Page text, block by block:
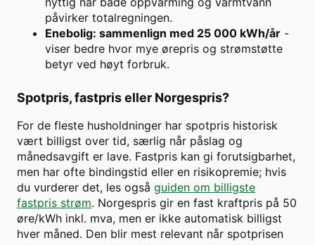
påvirker totalregningen.
Enebolig: sammenlign med 25 000 kWh/år -
viser bedre hvor mye ørepris og strømstøtte
betyr ved høyt forbruk.
Spotpris, fastpris eller Norgespris?
For de fleste husholdninger har spotpris historisk
vært billigst over tid, særlig når påslag og
månedsavgift er lave. Fastpris kan gi forutsigbarhet,
men har ofte bindingstid eller en risikopremie; hvis
du vurderer det, les også guiden om billigste
fastpris strøm. Norgespris gir en fast kraftpris på 50
øre/kWh inkl. mva, men er ikke automatisk billigst
hver måned. Den blir mest relevant når spotprisen